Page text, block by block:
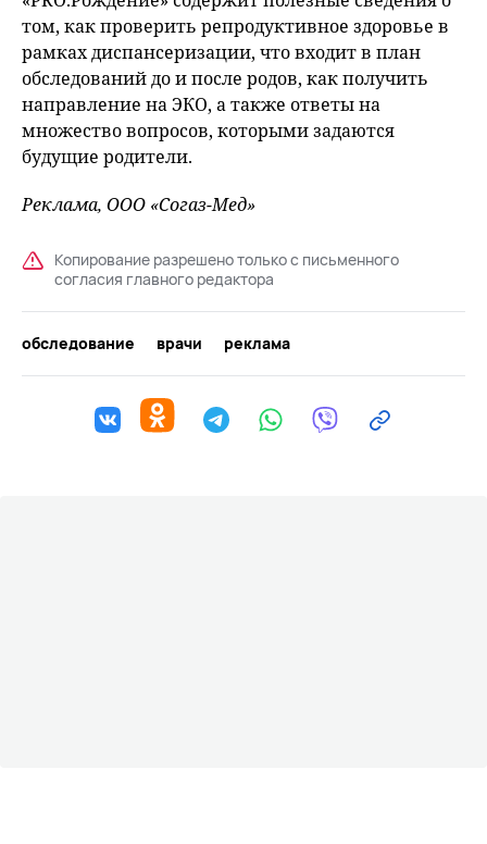
том, как проверить репродуктивное здоровье в
рамках диспансеризации, что входит в план
обследований до и после родов, как получить
направление на ЭКО, а также ответы на
множество вопросов, которыми задаются
будущие родители.
Реклама, ООО «Согаз-Мед»
Копирование разрешено только с письменного
согласия главного редактора
обследование врачи реклама